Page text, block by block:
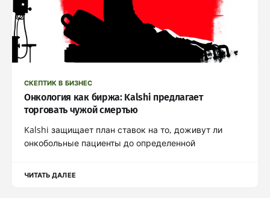
СКЕПТИК В БИЗНЕС
Онкология как биржа: Kalshi предлагает
торговать чужой смертью
Kalshi защищает план ставок на то, доживут ли
онкобольные пациенты до определенной
ЧИТАТЬ ДАЛЕЕ